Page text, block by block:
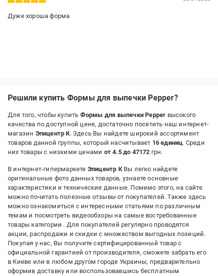
Дуже хороша форма
Решили купить Формы для выпечки Pepper?
Для того, чтобы купить Формы для выпечки Pepper высокого
качества по доступной цене, достаточно посетить наш интернет-
магазин Эпицентр К. Здесь Вы найдете широкий ассортимент
товаров данной группы, который насчитывает 16 единиц. Среди
них товары с низкими ценами от 4.5 до 47172 грн.
В интернет-гипермаркете Эпицентр КВы легко найдете
оригинальные фото данных товаров, узнаете основные
характеристики и технические данные. Помимо этого, на сайте
можно почитать полезные отзывы от покупателей. Также здесь
можно ознакомиться с интересными статьями по различным
темам и посмотреть видеообзоры на самые востребованные
товары категории . Для покупателей регулярно проводятся
акции, распродажи и скидки с множеством выгодных позиций.
Покупая у нас, Вы получите сертифицированный товар с
официальной гарантией от производителя, сможете забрать его
в Киеве или в любом другом городе Украины, предварительно
оформив доставку или воспользовавшись бесплатным